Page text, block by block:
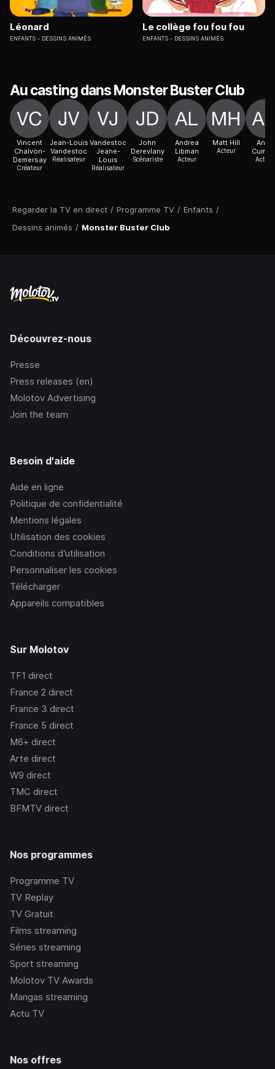
Regarder la TV en direct / Programme TV / Enfants /
Dessins animés / Monster Buster Club
Léonard
ENFANTS DESSINS ANIMÉS
Le collège fou fou fou
ENFANTS DESSINS ANIMÉS
Au casting dans Monster Buster Club
Vincent
Chalvon-
Demersay
Créateur
Jean-Louis
Vandestoc
Réalisateur
Vandestoc
Jeane-
Louis
Réalisateur
John
Derevlany
Scénariste
Andrea
Libman
Acteur
Matt Hill
Acteur
Anna
Actrice
Découvrez-nous
Presse
Press releases (en)
Molotov Advertising
Join the team
Besoin d'aide
Aide en ligne
Politique de confidentialité
Mentions légales
Utilisation des cookies
Conditions d’utilisation
Personnaliser les cookies
Télécharger
Appareils compatibles
Sur Molotov
TF1 direct
France 2 direct
France 3 direct
France 5 direct
M6+ direct
Arte direct
W9 direct
TMC direct
BFMTV direct
Nos programmes
Programme TV
TV Replay
TV Gratuit
Films streaming
Séries streaming
Sport streaming
Molotov TV Awards
Mangas streaming
Actu TV
Nos offres